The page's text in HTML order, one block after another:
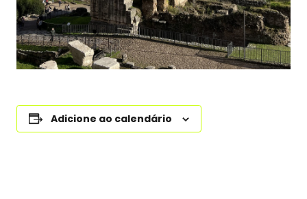
Adicione ao calendário